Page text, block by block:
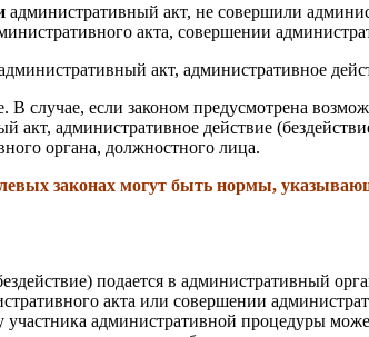
административный акт, не совершили
акта, совершении
акт, административное
случае, если законом предусмотрена
административное действие
органа, должностного лица.
законах могут быть нормы,
подается в административный
акта или совершении
административной процедуры